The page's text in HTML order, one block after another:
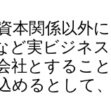
本関係以外
ど実ビジネ
社とするこ
めるとして